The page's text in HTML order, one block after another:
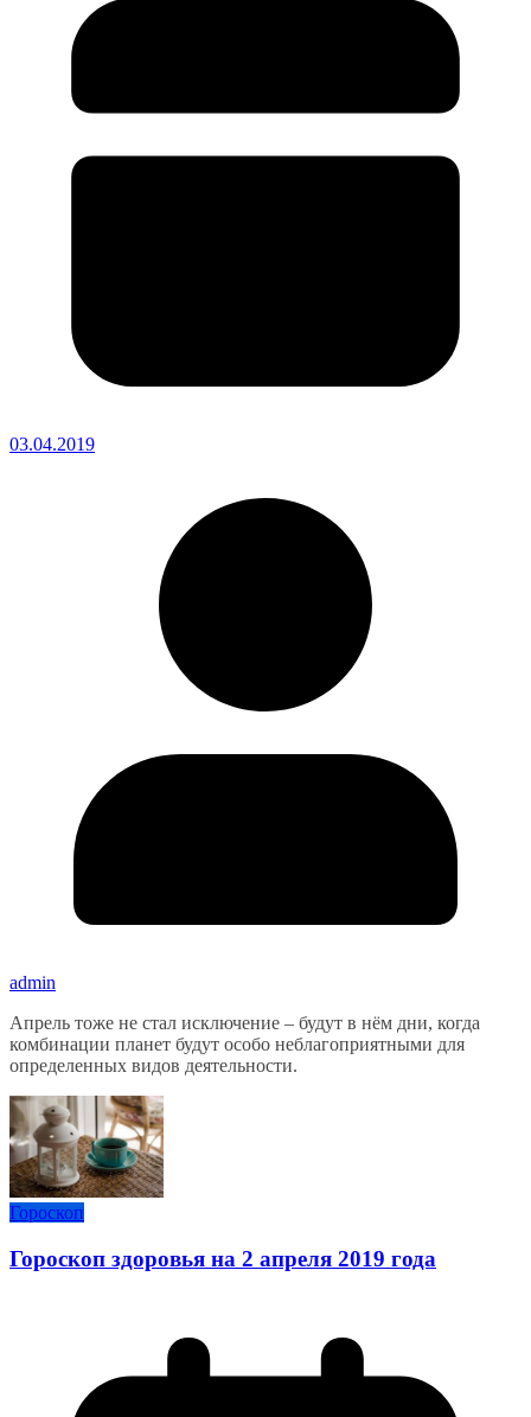
03.04.2019
admin
Апрель тоже не стал исключение – будут в нём дни, когда
комбинации планет будут особо неблагоприятными для
определенных видов деятельности.
Гороскоп
Гороскоп здоровья на 2 апреля 2019 года